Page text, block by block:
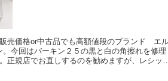
売価格or中古品でも高額値段のブランド エ
。今回はバーキン２５の黒と白の角擦れを修理
正規店でお直しするのを勧めますが、レシッ